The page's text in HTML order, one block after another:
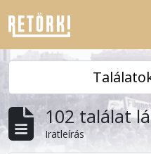
Skip to main content
102 találat
Iratleírás